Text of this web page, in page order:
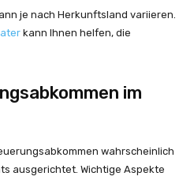
je nach Herkunftsland variieren.
kann Ihnen helfen, die
im
wahrscheinlich
ausgerichtet. Wichtige Aspekte